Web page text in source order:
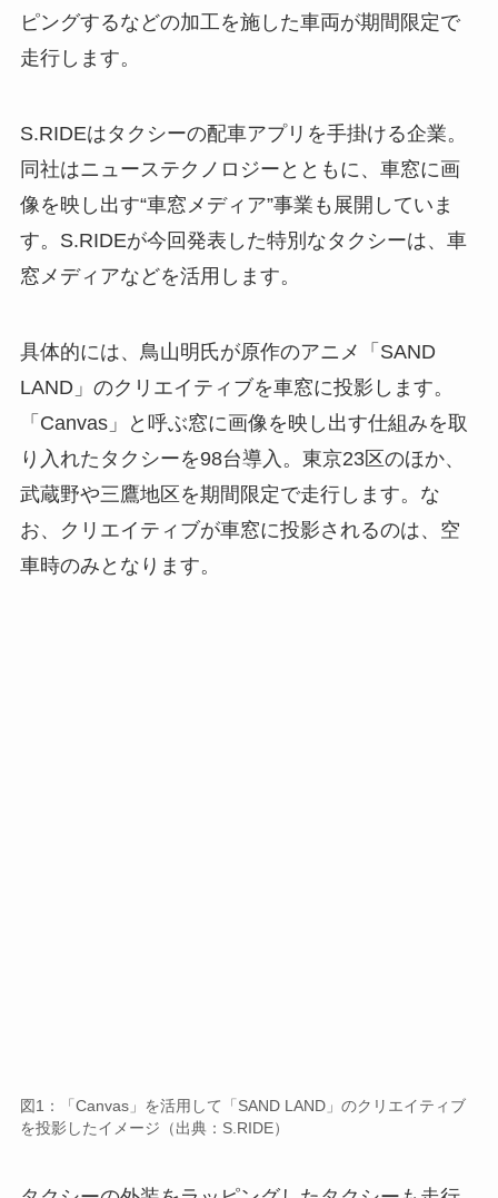
ピングするなどの加工を施した車両が期間限定で
走行します。
S.RIDEはタクシーの配車アプリを手掛ける企業。
同社はニューステクノロジーとともに、車窓に画
像を映し出す“車窓メディア”事業も展開していま
す。S.RIDEが今回発表した特別なタクシーは、車
窓メディアなどを活用します。
具体的には、鳥山明氏が原作のアニメ「SAND
LAND」のクリエイティブを車窓に投影します。
「Canvas」と呼ぶ窓に画像を映し出す仕組みを取
り入れたタクシーを98台導入。東京23区のほか、
武蔵野や三鷹地区を期間限定で走行します。な
お、クリエイティブが車窓に投影されるのは、空
車時のみとなります。
グしたタクシーを2台導入します。